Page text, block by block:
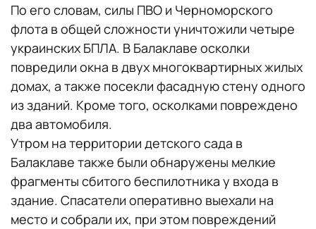
По его словам, силы ПВО и Черноморского
флота в общей сложности уничтожили четыре
украинских БПЛА. В Балаклаве осколки
повредили окна в двух многоквартирных жилых
домах, а также посекли фасадную стену одного
из зданий. Кроме того, осколками повреждено
два автомобиля.
Утром на территории детского сада в
Балаклаве также были обнаружены мелкие
фрагменты сбитого беспилотника у входа в
здание. Спасатели оперативно выехали на
место и собрали их, при этом повреждений